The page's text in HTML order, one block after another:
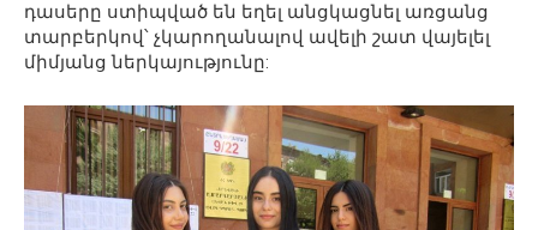
դասերը ստիպված են եղել անցկացնել առցանց
տարբերկով՝ չկարողանալով ավելի շատ վայելել
միմյանց ներկայությունը: